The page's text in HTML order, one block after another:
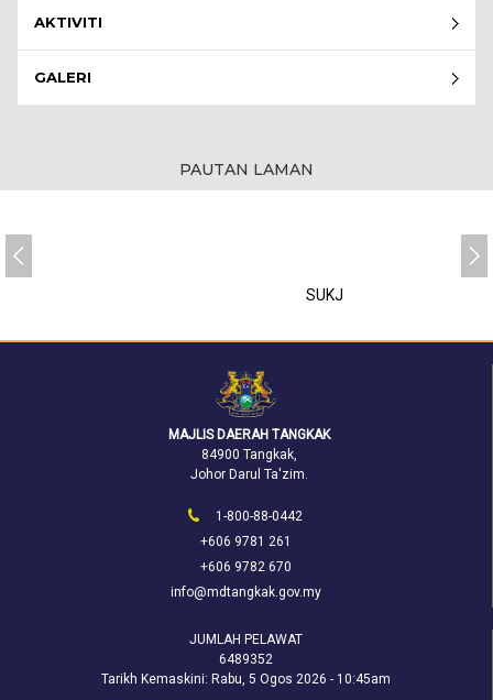
AKTIVITI
GALERI
PAUTAN LAMAN
MAJLIS DAERAH TANGKAK
84900 Tangkak,
Johor Darul Ta'zim.
1-800-88-0442
+606 9781 261
+606 9782 670
info@mdtangkak.gov.my
JUMLAH PELAWAT
6489352
Tarikh Kemaskini: Rabu, 5 Ogos 2026 - 10:45am